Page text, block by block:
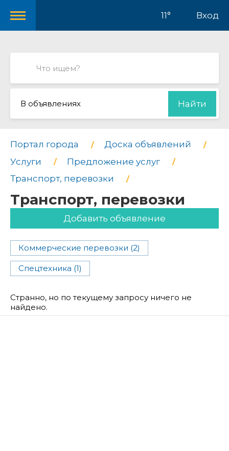
11° Вход
В объявлениях Найти
Портал города
Доска объявлений
Услуги
Предложение услуг
Транспорт, перевозки
Транспорт, перевозки
Добавить объявление
Коммерческие перевозки (2)
Спецтехника (1)
Странно, но по текущему запросу ничего не
найдено.